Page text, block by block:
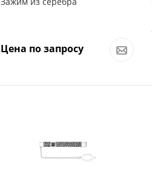
Цена по запросу